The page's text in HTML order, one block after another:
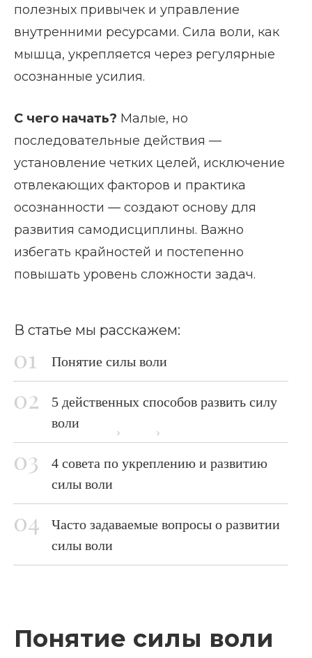
полезных привычек и управление
внутренними ресурсами. Сила воли, как
мышца, укрепляется через регулярные
осознанные усилия.
С чего начать? Малые, но
последовательные действия —
установление четких целей, исключение
отвлекающих факторов и практика
осознанности — создают основу для
развития самодисциплины. Важно
избегать крайностей и постепенно
повышать уровень сложности задач.
В статье мы расскажем:
Понятие силы воли
5 действенных способов развить силу
воли
4 совета по укреплению и развитию
силы воли
Часто задаваемые вопросы о развитии
силы воли
Понятие силы воли